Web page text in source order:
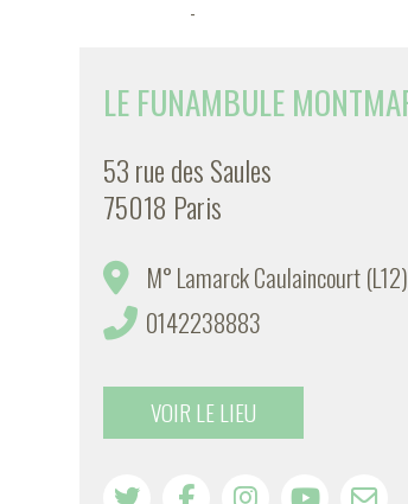
-
LE FUNAMBULE
53 rue des Saules
75018 Paris
M° Lamarck Caulaincourt (L12)
0142238883
VOIR LE LIEU